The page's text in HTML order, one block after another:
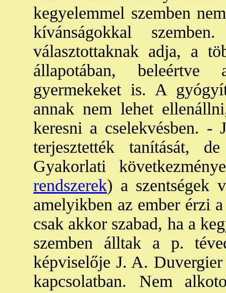
kegyelemmel szemben
kívánságokkal
választottaknak adja, a
állapotában,
gyermekeket is. A
annak nem lehet
keresni a cselekvésben. -
terjesztették tanítását,
Gyakorlati
rendszerek) a szentségek
amelyikben az ember érzi
csak akkor szabad, ha a
szemben álltak a p.
képviselője J. A.
kapcsolatban. Nem